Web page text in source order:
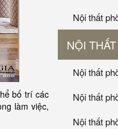
bố trí các
làm việc,
Nội thất
NỘI
Nội thất
Nội thất
Nội thất